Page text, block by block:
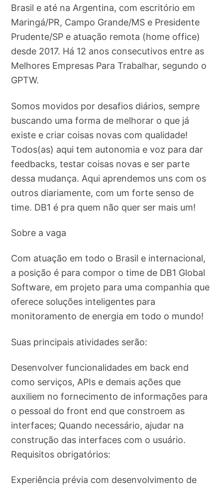
Brasil e até na Argentina, com escritório em
Maringá/PR, Campo Grande/MS e Presidente
Prudente/SP e atuação remota (home office)
desde 2017. Há 12 anos consecutivos entre as
Melhores Empresas Para Trabalhar, segundo o
GPTW.
Somos movidos por desafios diários, sempre
buscando uma forma de melhorar o que já
existe e criar coisas novas com qualidade!
Todos(as) aqui tem autonomia e voz para dar
feedbacks, testar coisas novas e ser parte
dessa mudança. Aqui aprendemos uns com os
outros diariamente, com um forte senso de
time. DB1 é pra quem não quer ser mais um!
Sobre a vaga
Com atuação em todo o Brasil e internacional,
a posição é para compor o time de DB1 Global
Software, em projeto para uma companhia que
oferece soluções inteligentes para
monitoramento de energia em todo o mundo!
Suas principais atividades serão:
Desenvolver funcionalidades em back end
como serviços, APIs e demais ações que
auxiliem no fornecimento de informações para
o pessoal do front end que constroem as
interfaces; Quando necessário, ajudar na
construção das interfaces com o usuário.
Requisitos obrigatórios:
Experiência prévia com desenvolvimento de